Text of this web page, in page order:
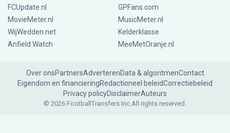
FCUpdate.nl
GPFans.com
MovieMeter.nl
MusicMeter.nl
WijWedden.net
Kelderklasse
Anfield Watch
MeeMetOranje.nl
Over onsPartnersAdverterenData & algoritmenContact
Eigendom en financieringRedactioneel beleidCorrectiebeleid
Privacy policyDisclaimerAuteurs
© 2026 FootballTransfers Inc.All rights reserved.